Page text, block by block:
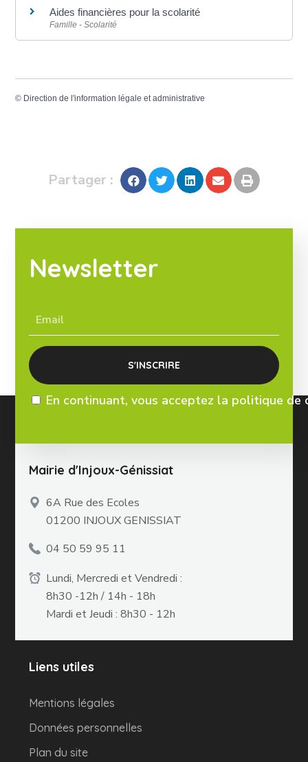
Aides financières pour la scolarité
Famille - Scolarité
© Direction de l'information légale et administrative
Partager :
Newsletter
En continuant, vous acceptez la politique
Mairie d'Injoux-Génissiat
6A Rue des Ecoles
01200 INJOUX GENISSIAT
04 50 59 95 11
Lundi, Mercredi et Vendredi :
8h30 -12h / 14h - 18h
Mardi et Jeudi : 8h30 - 12h
Liens utiles
Mentions légales
Données personnelles
Plan du site